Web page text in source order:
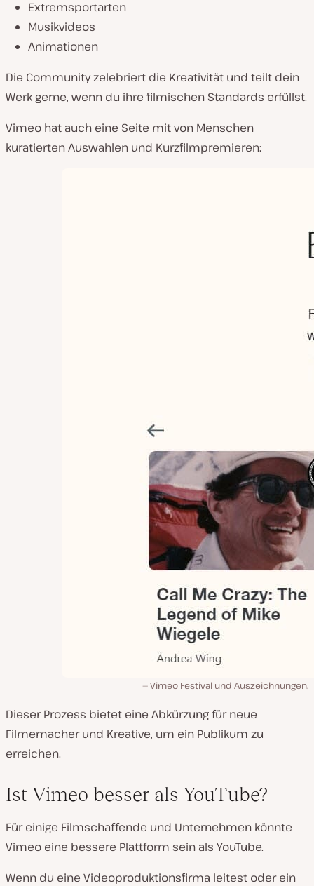
Extremsportarten
Musikvideos
Animationen
Die Community zelebriert die Kreativität und teilt dein
Werk gerne, wenn du ihre filmischen Standards erfüllst.
Vimeo hat auch eine Seite mit von Menschen
kuratierten Auswahlen und Kurzfilmpremieren:
Vimeo Festival und Auszeichnungen.
Dieser Prozess bietet eine Abkürzung für neue
Filmemacher und Kreative, um ein Publikum zu
erreichen.
Ist Vimeo besser als YouTube?
Für einige Filmschaffende und Unternehmen könnte
Vimeo eine bessere Plattform sein als YouTube.
Wenn du eine Videoproduktionsfirma leitest oder ein